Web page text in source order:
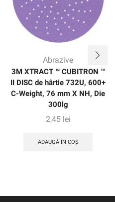
Abrazive
3M XTRACT ™ CUBITRON ™
II DISC de hârtie 732U, 600+
C-Weight, 76 mm X NH, Die
300lg
2,45 lei
ADAUGĂ ÎN COȘ